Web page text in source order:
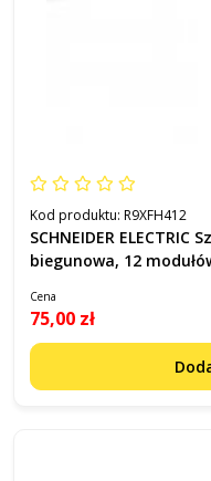
Kod produktu: R9XFH412
SCHNEIDER ELECTRIC
biegunowa, 12
Cena
75,00 zł